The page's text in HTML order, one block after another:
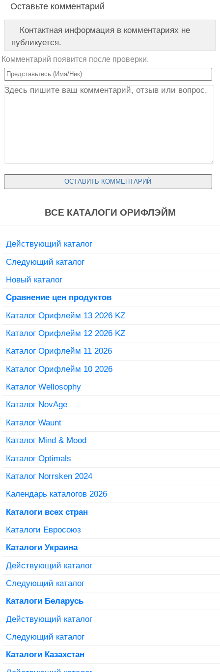
Оставьте комментарий
Контактная информация в комментариях не
публикуется.
Комментарий появится после проверки.
ВСЕ КАТАЛОГИ ОРИФЛЭЙМ
Действующий каталог
Следующий каталог
Новый каталог
Сравнение цен продуктов
Каталог Орифлейм 13 2026 KZ
Каталог Орифлейм 12 2026 KZ
Каталог Орифлейм 11 2026
Каталог Орифлейм 10 2026
Каталог Wellosophy
Каталог NovAge
Каталог Waunt
Каталог Mind & Mood
Каталог Optimals
Каталог Norrsken 2024
Календарь каталогов 2026
Каталоги всех стран
Каталоги Евросоюз
Каталоги Украина
Действующий каталог
Следующий каталог
Каталоги Беларусь
Действующий каталог
Следующий каталог
Каталоги Казахстан